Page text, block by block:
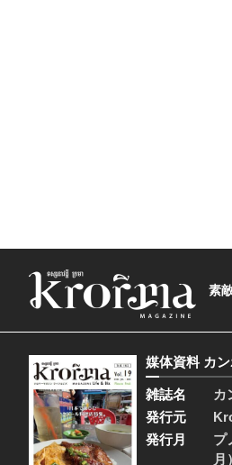
素
媒体資料 カ
雑誌名
カ
発行元
発行月
プ
月）